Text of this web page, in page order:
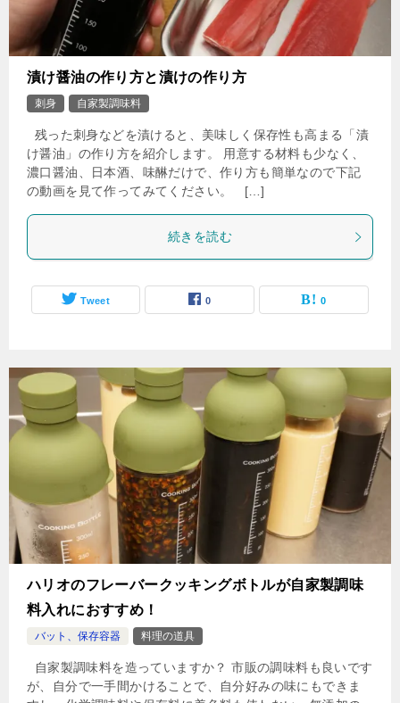
漬け醤油の作り方と漬けの作り方
刺身 自家製調味料
残った刺身などを漬けると、美味しく保存性も高まる「漬
け醤油」の作り方を紹介します。 用意する材料も少なく、
濃口醤油、日本酒、味醂だけで、作り方も簡単なので下記
の動画を見て作ってみてください。 […]
続きを読む
Tweet 0 0
ハリオのフレーバークッキングボトルが自家製調味
料入れにおすすめ！
バット、保存容器 料理の道具
自家製調味料を造っていますか？ 市販の調味料も良いです
が、自分で一手間かけることで、自分好みの味にもできま